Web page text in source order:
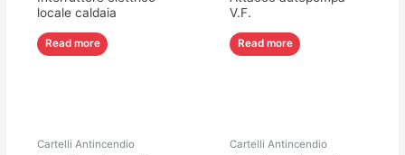
locale caldaia
Read more
V.F.
Read more
Cartelli Antincendio Cartelli Antincendio